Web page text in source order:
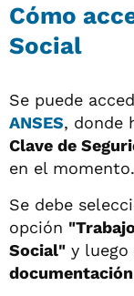
Cómo
Social
Se puede
ANSES, donde
Clave de
en el momento.
Se debe
opción
Social" y luego
documentación